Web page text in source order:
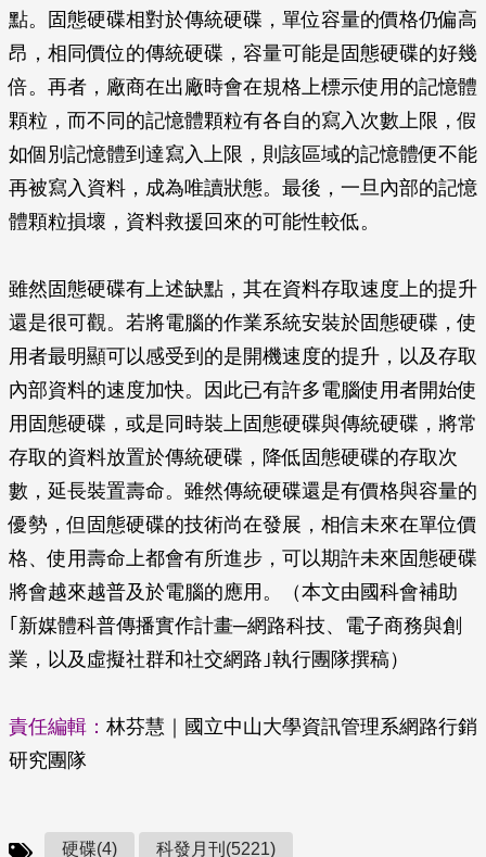
點。固態硬碟相對於傳統硬碟，單位容量的價格仍偏高
昂，相同價位的傳統硬碟，容量可能是固態硬碟的好幾
倍。再者，廠商在出廠時會在規格上標示使用的記憶體
顆粒，而不同的記憶體顆粒有各自的寫入次數上限，假
如個別記憶體到達寫入上限，則該區域的記憶體便不能
再被寫入資料，成為唯讀狀態。最後，一旦內部的記憶
體顆粒損壞，資料救援回來的可能性較低。
雖然固態硬碟有上述缺點，其在資料存取速度上的提升
還是很可觀。若將電腦的作業系統安裝於固態硬碟，使
用者最明顯可以感受到的是開機速度的提升，以及存取
內部資料的速度加快。因此已有許多電腦使用者開始使
用固態硬碟，或是同時裝上固態硬碟與傳統硬碟，將常
存取的資料放置於傳統硬碟，降低固態硬碟的存取次
數，延長裝置壽命。雖然傳統硬碟還是有價格與容量的
優勢，但固態硬碟的技術尚在發展，相信未來在單位價
格、使用壽命上都會有所進步，可以期許未來固態硬碟
將會越來越普及於電腦的應用。（本文由國科會補助
｢新媒體科普傳播實作計畫─網路科技、電子商務與創
業，以及虛擬社群和社交網路｣執行團隊撰稿）
責任編輯： 林芬慧｜國立中山大學資訊管理系網路行銷
研究團隊
硬碟(4) 科發月刊(5221)